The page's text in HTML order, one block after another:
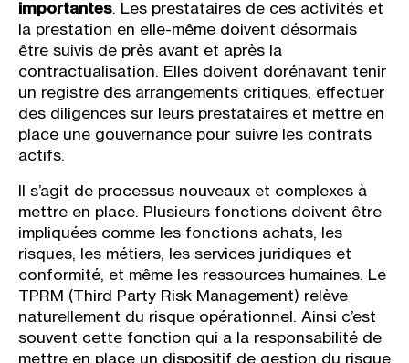
importantes. Les prestataires de ces activités et
la prestation en elle-même doivent désormais
être suivis de près avant et après la
contractualisation. Elles doivent dorénavant tenir
un registre des arrangements critiques, effectuer
des diligences sur leurs prestataires et mettre en
place une gouvernance pour suivre les contrats
actifs.
Il s’agit de processus nouveaux et complexes à
mettre en place. Plusieurs fonctions doivent être
impliquées comme les fonctions achats, les
risques, les métiers, les services juridiques et
conformité, et même les ressources humaines. Le
TPRM (Third Party Risk Management) relève
naturellement du risque opérationnel. Ainsi c’est
souvent cette fonction qui a la responsabilité de
mettre en place un dispositif de gestion du risque